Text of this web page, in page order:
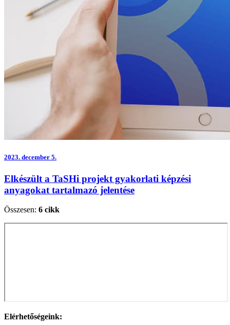
2023. december 5.
Elkészült a TaSHi projekt gyakorlati képzési
anyagokat tartalmazó jelentése
Összesen: 6 cikk
Elérhetőségeink: